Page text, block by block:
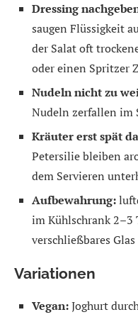
Dressing
saugen Flüssigkeit
der Salat oft
oder einen Spritzer
Nudeln nicht zu
Nudeln zerfallen im
Kräuter erst spät
Petersilie bleiben
dem Servieren
Aufbewahrung:
im Kühlschrank 2–3
verschließbares
Variationen
Vegan:Joghurt